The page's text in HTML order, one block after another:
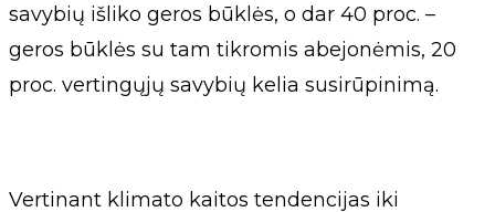
savybių išliko geros būklės, o dar 40 proc. –
geros būklės su tam tikromis abejonėmis, 20
proc. vertingųjų savybių kelia susirūpinimą.
Vertinant klimato kaitos tendencijas iki